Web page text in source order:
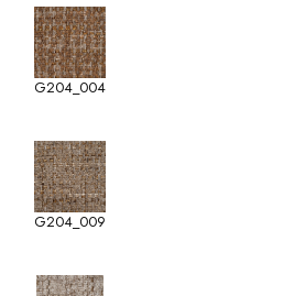
G204_004
G204_009